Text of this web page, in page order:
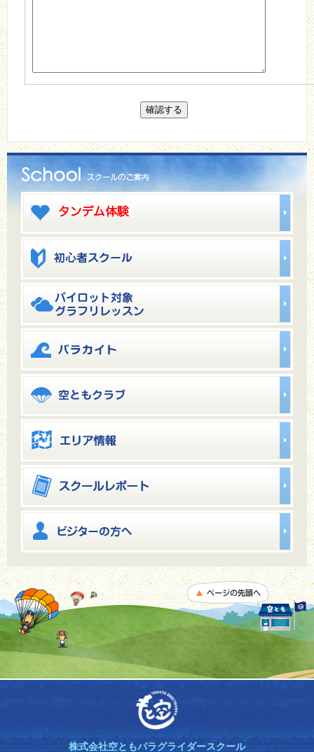
株式会社空ともパラグライダースクール